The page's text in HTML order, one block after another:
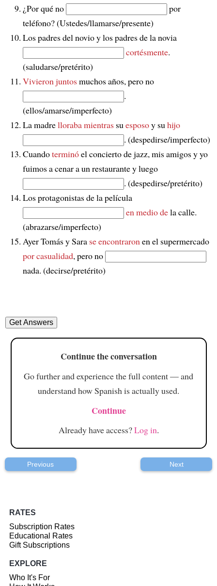
¿Por qué no
por
teléfono? (Ustedes/llamarse/presente)
Los padres del novio y los padres de la novia
cortésmente.
(saludarse/pretérito)
Vivieron juntosmuchos años, pero no
.
(ellos/amarse/imperfecto)
La madrellorabamientrassu esposoy su hijo
. (despedirse/imperfecto)
Cuandoterminóel concierto de jazz, mis amigos y yo
fuimos a cenar a un restaurante y luego
. (despedirse/pretérito)
Los protagonistas de la película
en medio dela calle.
(abrazarse/imperfecto)
Ayer Tomás y Sara se encontraron en el supermercado
por casualidad, pero no
nada. (decirse/pretérito)
Continue the conversation
Go further and experience the full content — and
understand how Spanish is actually used.
Continue
Already have access?Log in.
Previous Next
RATES
Subscription Rates
Educational Rates
Gift Subscriptions
EXPLORE
Who It's For